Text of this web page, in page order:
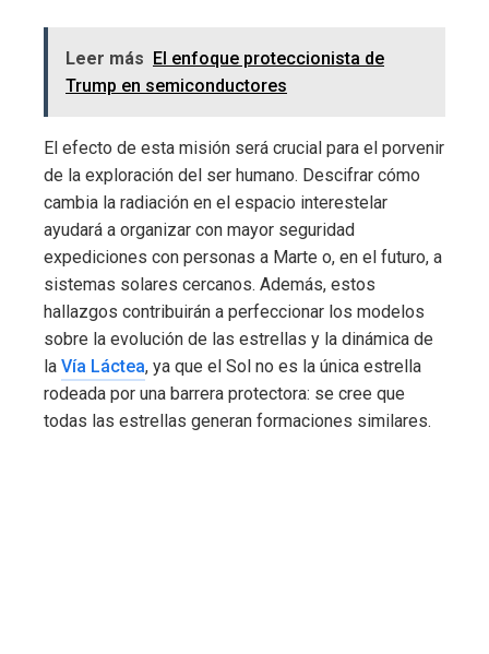
Leer más El enfoque proteccionista de
Trump en semiconductores
El efecto de esta misión será crucial para el porvenir
de la exploración del ser humano. Descifrar cómo
cambia la radiación en el espacio interestelar
ayudará a organizar con mayor seguridad
expediciones con personas a Marte o, en el futuro, a
sistemas solares cercanos. Además, estos
hallazgos contribuirán a perfeccionar los modelos
sobre la evolución de las estrellas y la dinámica de
la Vía Láctea, ya que el Sol no es la única estrella
rodeada por una barrera protectora: se cree que
todas las estrellas generan formaciones similares.